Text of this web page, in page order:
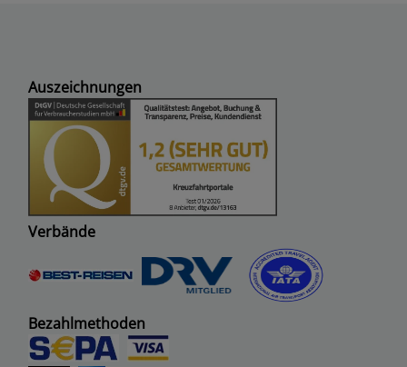
Auszeichnungen
Verbände
Bezahlmethoden